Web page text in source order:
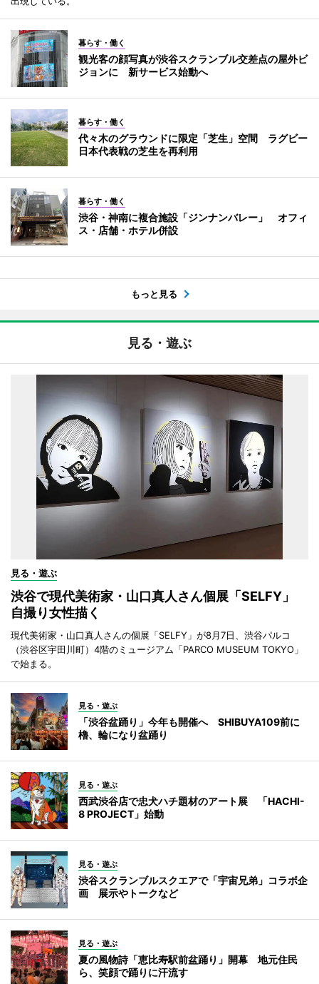
暮らす・働く
観光客の顔写真が渋谷スクランブル交差点の屋外ビ
ジョンに 新サービス始動へ
暮らす・働く
代々木のグラウンドに限定「芝生」空間 ラグビー
日本代表戦の芝生を再利用
暮らす・働く
渋谷・神南に複合施設「ジンナンバレー」 オフィ
ス・店舗・ホテル併設
もっと見る
見る・遊ぶ
見る・遊ぶ
渋谷で現代美術家・山口真人さん個展「SELFY」
自撮り女性描く
現代美術家・山口真人さんの個展「SELFY」が8月7日、渋谷パルコ
（渋谷区宇田川町）4階のミュージアム「PARCO MUSEUM TOKYO」
で始まる。
見る・遊ぶ
「渋谷盆踊り」今年も開催へ SHIBUYA109前に
櫓、輪になり盆踊り
見る・遊ぶ
西武渋谷店で忠犬ハチ題材のアート展 「HACHI-
8 PROJECT」始動
見る・遊ぶ
渋谷スクランブルスクエアで「宇宙兄弟」コラボ企
画 展示やトークなど
見る・遊ぶ
夏の風物詩「恵比寿駅前盆踊り」開幕 地元住民
ら、笑顔で踊りに汗流す